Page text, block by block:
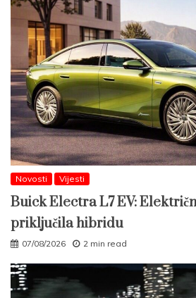
Novosti Vijesti
Buick Electra L7 EV:
priključila hibridu
07/08/2026 2 min read